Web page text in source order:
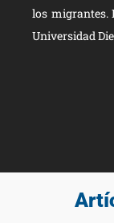
los migrantes.
Universidad